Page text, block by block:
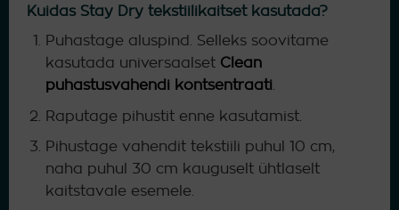
Kuidas Stay Dry tekstiilikaitset kasutada?
Puhastage aluspind. Selleks soovitame
kasutada universaalset Clean
puhastusvahendi kontsentraati.
Raputage pihustit enne kasutamist.
Pihustage vahendit tekstiili puhul 10 cm,
naha puhul 30 cm kauguselt ühtlaselt
kaitstavale esemele.